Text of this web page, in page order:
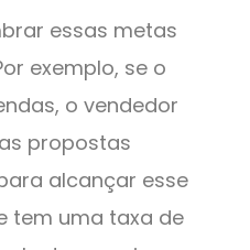
essas metas
exemplo, se o
o vendedor
propostas
alcançar esse
tem uma taxa de